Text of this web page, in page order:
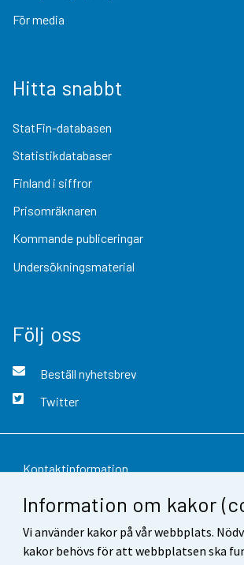
Information om kakor
Vi använder kakor på vår webbplats.
kakor behövs för att webbplatsen ska
För media
Hitta snabbt
StatFin-databasen
Statistikdatabaser
Finland i siffror
Prisomräknaren
Kommande publiceringar
Undersökningsmaterial
Följ oss
Beställ nyhetsbrev
Twitter
Kontaktinformation
Respons
Användarvillkor